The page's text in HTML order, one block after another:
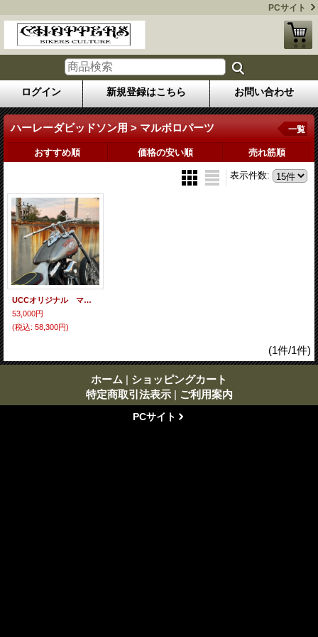
PCサイト
ログイン 新規登録はこちら お問い合わせ
ハーレーダビッドソン用 > マルボロパーツ 一覧
おすすめ順 価格の安い順 売れ筋順
表示件数:
UCCオリジナル マルボロマンパーツ3点セット
53,000円
(税込: 58,300円)
(1件/1件)
ホーム | ショッピングカート
特定商取引法表示 | ご利用案内
PCサイト